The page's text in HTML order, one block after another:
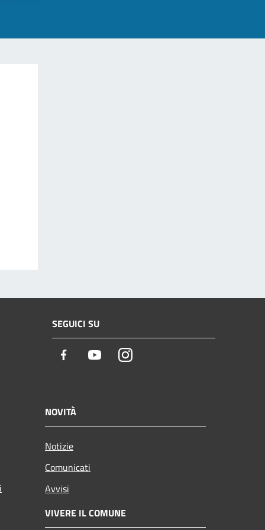
SEGUICI SU
Facebook YoutubeInstagram
NOVITÀ
Notizie
Comunicati
Avvisi
VIVERE IL COMUNE